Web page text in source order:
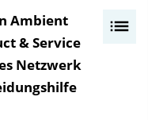
Ambient
& Service
Netzwerk